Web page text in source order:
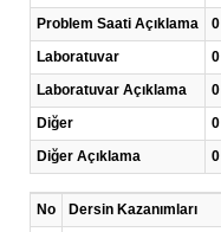
Problem Saati Açıklama
0
Laboratuvar
0
Laboratuvar Açıklama
0
Diğer
0
Diğer Açıklama
0
No
Dersin Kazanımları